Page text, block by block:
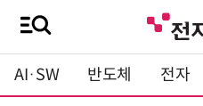
AI·SW 반도체 전자